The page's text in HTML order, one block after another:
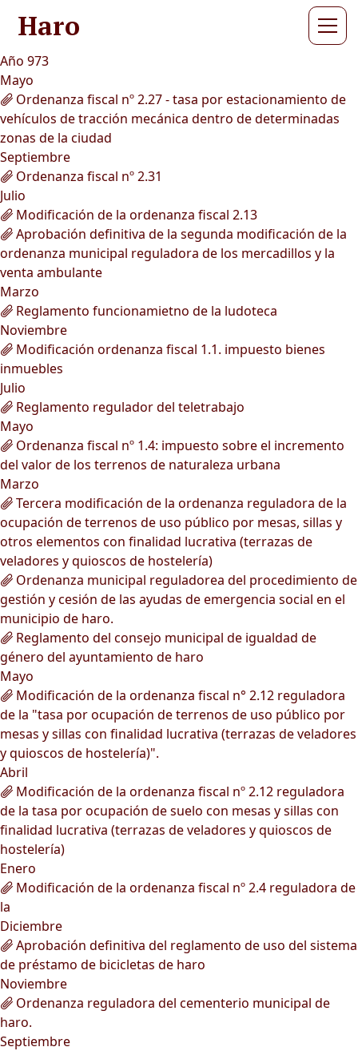
Haro
Año 973
Mayo
Ordenanza fiscal nº 2.27 - tasa por estacionamiento de
vehículos de tracción mecánica dentro de determinadas
zonas de la ciudad
Septiembre
Ordenanza fiscal nº 2.31
Julio
Modificación de la ordenanza fiscal 2.13
Aprobación definitiva de la segunda modificación de la
ordenanza municipal reguladora de los mercadillos y la
venta ambulante
Marzo
Reglamento funcionamietno de la ludoteca
Noviembre
Modificación ordenanza fiscal 1.1. impuesto bienes
inmuebles
Julio
Reglamento regulador del teletrabajo
Mayo
Ordenanza fiscal nº 1.4: impuesto sobre el incremento
del valor de los terrenos de naturaleza urbana
Marzo
Tercera modificación de la ordenanza reguladora de la
ocupación de terrenos de uso público por mesas, sillas y
otros elementos con finalidad lucrativa (terrazas de
veladores y quioscos de hostelería)
Ordenanza municipal reguladorea del procedimiento de
gestión y cesión de las ayudas de emergencia social en el
municipio de haro.
Reglamento del consejo municipal de igualdad de
género del ayuntamiento de haro
Mayo
Modificación de la ordenanza fiscal n° 2.12 reguladora
de la "tasa por ocupación de terrenos de uso público por
mesas y sillas con finalidad lucrativa (terrazas de veladores
y quioscos de hostelería)".
Abril
Modificación de la ordenanza fiscal nº 2.12 reguladora
de la tasa por ocupación de suelo con mesas y sillas con
finalidad lucrativa (terrazas de veladores y quioscos de
hostelería)
Enero
Modificación de la ordenanza fiscal nº 2.4 reguladora de
la
Diciembre
Aprobación definitiva del reglamento de uso del sistema
de préstamo de bicicletas de haro
Noviembre
Ordenanza reguladora del cementerio municipal de
haro.
Septiembre